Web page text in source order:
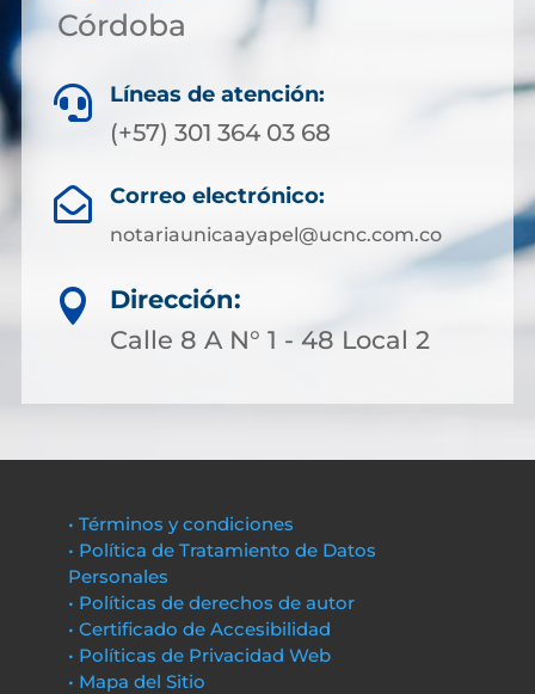
Córdoba
 Líneas de atención:
(+57) 301 364 03 68
 Correo electrónico:
notariaunicaayapel@ucnc.com.co

Dirección:
Calle 8 A N° 1 - 48 Local 2
• Términos y condiciones
• Política de Tratamiento de Datos
Personales
• Políticas de derechos de autor
• Certificado de Accesibilidad
• Políticas de Privacidad Web
• Mapa del Sitio